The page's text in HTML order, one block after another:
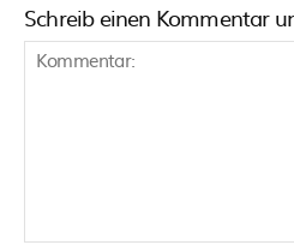
Schreib einen Kommentar